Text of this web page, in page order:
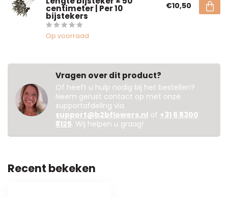
centimeter | Per 10
bijstekers
Op voorraad
€10,50
Vragen over dit product?
Of heeft u hulp nodig bij het bestellen?
Neem gerust contact op met onze
supportafdeling via
support@b2bflowers.nl of +31 6 8300
8125. Wij helpen u graag!
Recent bekeken